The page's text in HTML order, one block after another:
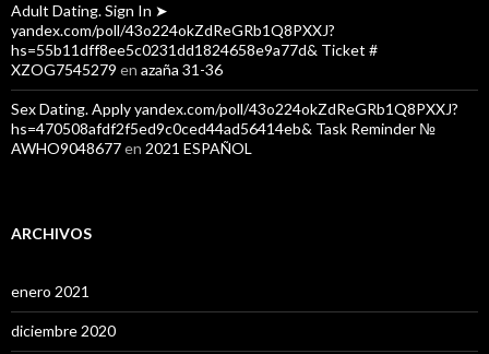
Adult Dating. Sign In ➤
yandex.com/poll/43o224okZdReGRb1Q8PXXJ?
hs=55b11dff8ee5c0231dd1824658e9a77d& Ticket #
XZOG7545279 en azaña 31-36
Sex Dating. Apply yandex.com/poll/43o224okZdReGRb1Q8PXXJ?
hs=470508afdf2f5ed9c0ced44ad56414eb& Task Reminder №
AWHO9048677en 2021 ESPAÑOL
ARCHIVOS
enero 2021
diciembre 2020